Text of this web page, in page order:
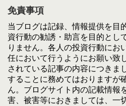
免責事項
当ブログは記録、情報提供を目
資行動の勧誘・助言を目的とし
りません。各人の投資行動にお
任において行うようにお願い致
されている記事の内容につきま
することに務めてはおりますが
ん。ブログサイト内の記載情報
害、被害等におきましては、一